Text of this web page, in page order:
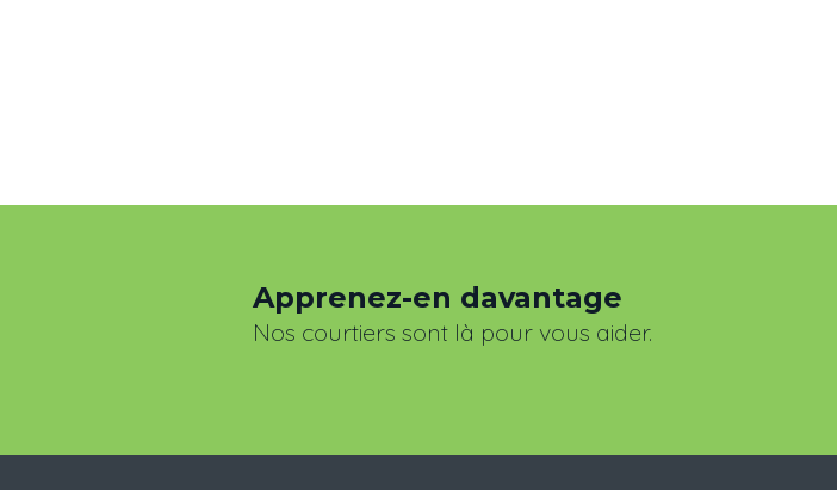
Apprenez-en davantage
Nos courtiers sont là pour vous aider.